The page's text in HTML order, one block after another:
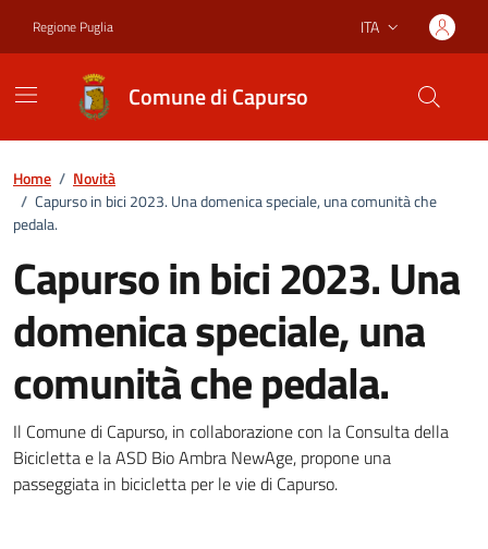
Regione Puglia Lingua attiva:
ITA
Comune di Capurso
Home / Novità
/ Capurso in bici 2023. Una domenica speciale, una comunità che
pedala.
Capurso in bici 2023. Una
domenica speciale, una
comunità che pedala.
Dettagli della notizia
Il Comune di Capurso, in collaborazione con la Consulta della
Bicicletta e la ASD Bio Ambra NewAge, propone una
passeggiata in bicicletta per le vie di Capurso.